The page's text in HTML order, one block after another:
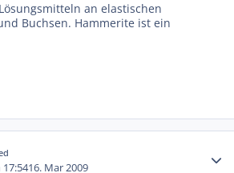
an elastischen
Buchsen. Hammerite ist ein
17:5416. Mar 2009